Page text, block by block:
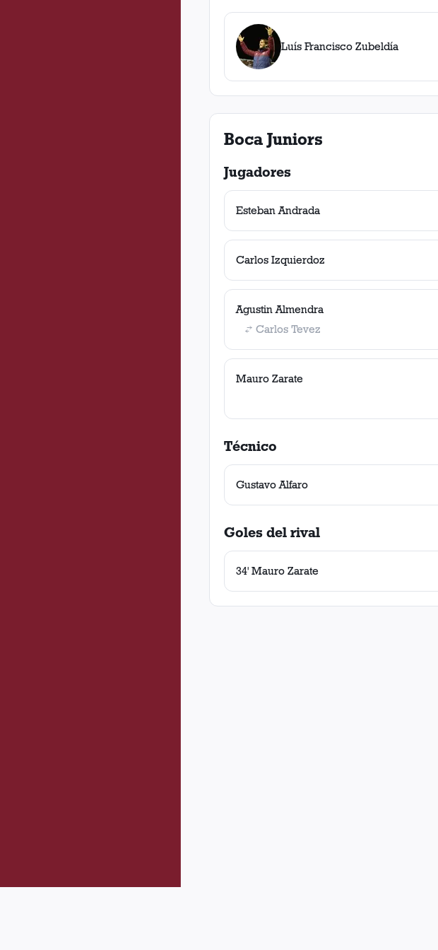
Luís Francisco Zubeldía
Boca Juniors
Jugadores
Esteban Andrada
Carlos Izquierdoz
Agustin Almendra
Carlos Tevez
Mauro Zarate
Técnico
Gustavo Alfaro
Goles del rival
34' Mauro Zarate